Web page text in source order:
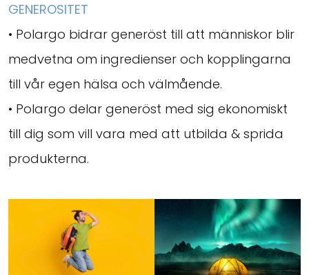
GENEROSITET
• Polargo bidrar generöst till att människor blir
medvetna om ingredienser och kopplingarna
till vår egen hälsa och välmående.
• Polargo delar generöst med sig ekonomiskt
till dig som vill vara med att utbilda & sprida
produkterna.